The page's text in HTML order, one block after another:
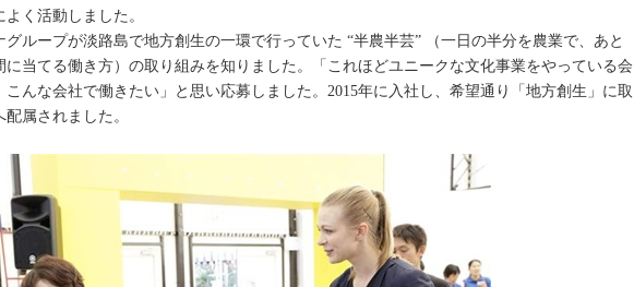
く活動しました。
グループが淡路島で地方創生の一環で行っていた “半農半芸” （一日の半分を農業で、あと
に当てる働き方）の取り組みを知りました。「これほどユニークな文化事業をやっている会
んな会社で働きたい」と思い応募しました。2015年に入社し、希望通り「地方創生」に取
配属されました。